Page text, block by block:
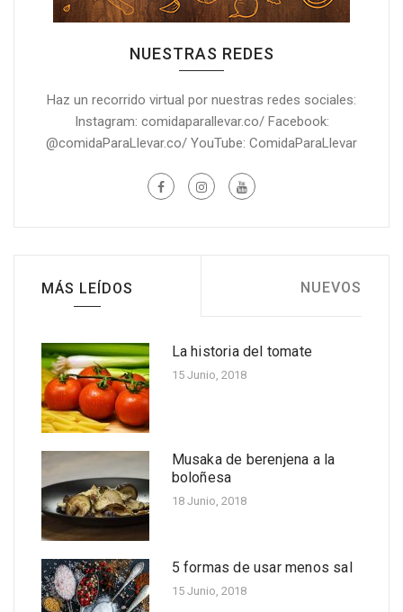
NUESTRAS REDES
Haz un recorrido virtual por nuestras redes sociales:
Instagram: comidaparallevar.co/ Facebook:
@comidaParaLlevar.co/ YouTube: ComidaParaLlevar
MÁS LEÍDOS NUEVOS
La historia del tomate
15 Junio, 2018
Musaka de berenjena a la
boloñesa
18 Junio, 2018
5 formas de usar menos sal
15 Junio, 2018
Cinco beneficios para la
salud de la piña
microondas
acompañadas con salsa de